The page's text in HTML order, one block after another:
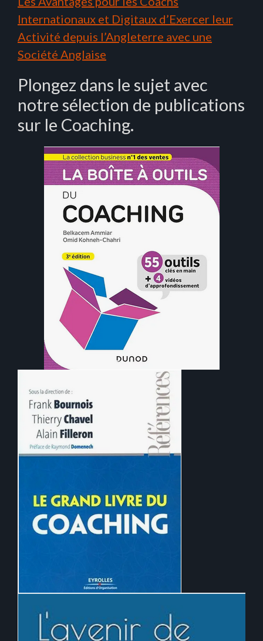
Internationaux et Digitaux d’Exercer leur
Activité depuis l’Angleterre avec une
Société Anglaise
Plongez dans le sujet avec
notre sélection de publications
sur le Coaching.